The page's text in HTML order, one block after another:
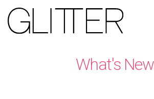
What's New